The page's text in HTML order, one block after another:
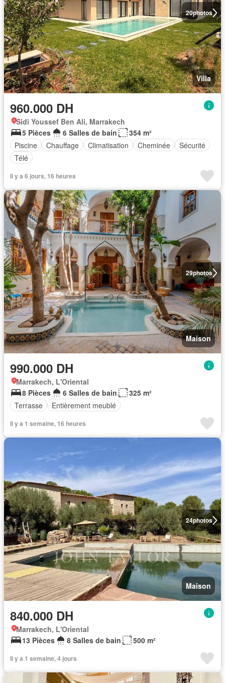
20photos
Villa
960.000 DH
Sidi Youssef Ben Ali, Marrakech
5 Pièces
6 Salles de bain
354 m²
Piscine
Chauffage Climatisation Cheminée
Sécurité
Télé
Il y a 6 jours, 16 heures
29photos
Maison
990.000 DH
Marrakech, L'Oriental
8 Pièces
6 Salles de bain
325 m²
Terrasse
Entièrement meublé
Il y a 1 semaine, 16 heures
24photos
Maison
840.000 DH
Marrakech, L'Oriental
13 Pièces
8 Salles de bain 500 m²
Il y a 1 semaine, 4 jours